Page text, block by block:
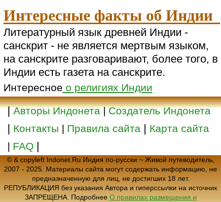
Интересные факты об Индии
Литературный язык древней Индии -
санскрит - не является мертвым языком,
на санскрите разговаривают, более того, в
Индии есть газета на санскрите.
Интересное о религиях Индии
|Авторы Индонета|Создатель Индонета
Контакты Правила сайта
Карта сайта
FAQ
© & copyleft Indonet.Ru Индия по-русски ~ Живой путеводитель,
2007 - 2025. Материалы сайта могут содержать информацию, не
предназначенную для лиц, не достигших 18 лет.
РЕПУБЛИКАЦИЯ без указания Автора и гиперссылки на источник
ЗАПРЕЩЕНА. Подробнее О правилах размещения и